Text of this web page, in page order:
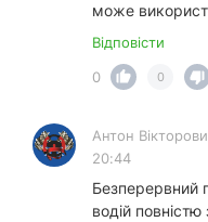
може
Відповісти
0
0
Антон
20:44
Безперервний
водій повністю